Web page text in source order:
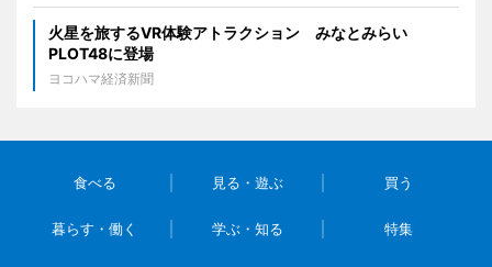
火星を旅するVR体験アトラクション みなとみらい
PLOT48に登場
ヨコハマ経済新聞
食べる 見る・遊ぶ 買う
暮らす・働く 学ぶ・知る 特集